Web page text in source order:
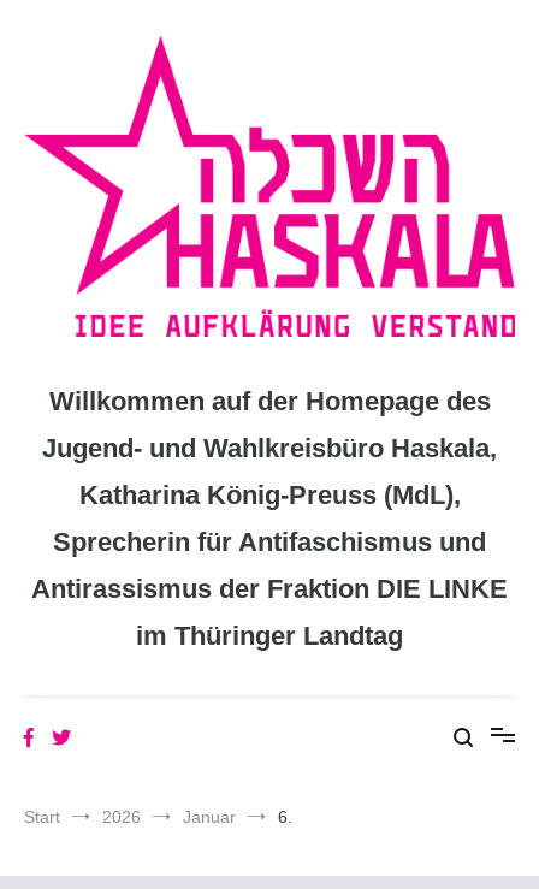
Willkommen auf der Homepage des
Jugend- und Wahlkreisbüro Haskala,
Katharina König-Preuss (MdL),
Sprecherin für Antifaschismus und
Antirassismus der Fraktion DIE LINKE
im Thüringer Landtag
Start 2026 Januar 6.